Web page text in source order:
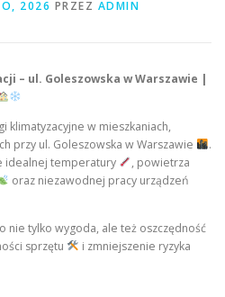
2026 PRZEZ ADMIN
– ul. Goleszowska w Warszawie |
klimatyzacyjne w mieszkaniach,
przy ul. Goleszowska w Warszawie
.
idealnej temperatury
, powietrza
oraz niezawodnej pracy urządzeń
nie tylko wygoda, ale też oszczędność
sprzętu
i zmniejszenie ryzyka